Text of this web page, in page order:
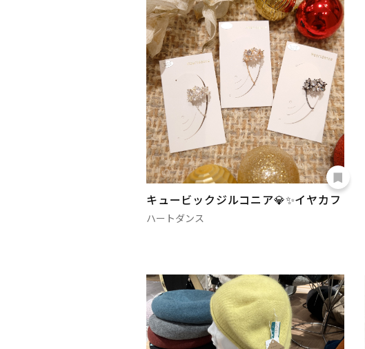
キュービックジルコニア💎✨イヤカフ
ハートダンス